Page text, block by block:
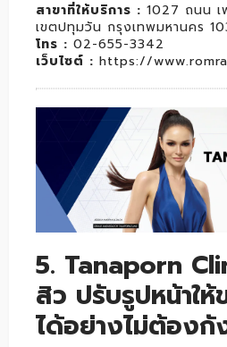
สาขาที่ให้บริการ : 1027 ถนน
เขตปทุมวัน กรุงเทพมหานคร
โทร : 02-655-3342
เว็บไซต์ : https://
5. Tanaporn
สิว ปรับรูปหน้าให้
ได้อย่างไม่ต้องกั